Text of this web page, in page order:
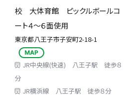
校 大体育館 ピックルボールコ
ート４～６面使用
東京都八王子市子安町2-18-1
MAP
JR中央線(快速) 八王子駅 徒歩８
分
JR横浜線 八王子駅 徒歩８分